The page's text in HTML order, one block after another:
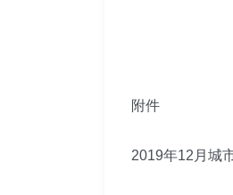
附件
2019年12月城